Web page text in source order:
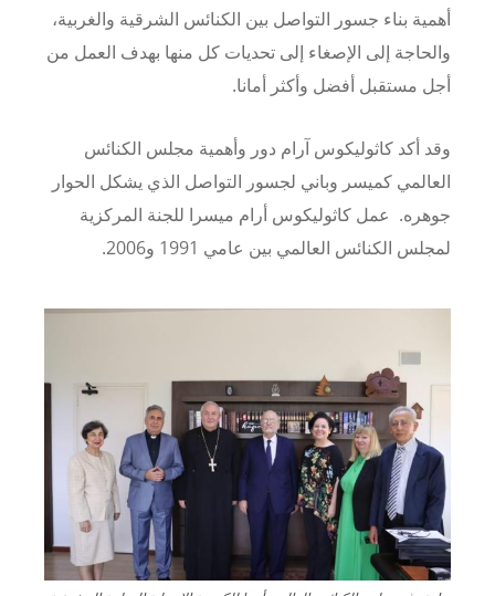
أهمية بناء جسور التواصل بين الكنائس الشرقية والغربية،
والحاجة إلى الإصغاء إلى تحديات كل منها بهدف العمل من
أجل مستقبل أفضل وأكثر أمانا.
وقد أكد كاثوليكوس آرام دور وأهمية مجلس الكنائس
العالمي كميسر وباني لجسور التواصل الذي يشكل الحوار
جوهره. عمل كاثوليكوس أرام ميسرا للجنة المركزية
لمجلس الكنائس العالمي بين عامي 1991 و2006.